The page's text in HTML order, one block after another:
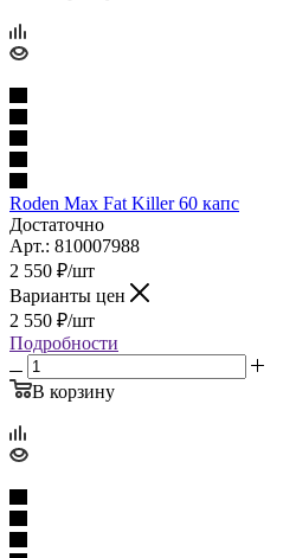
Roden Max Fat Killer 60 капс
Достаточно
Арт.: 810007988
2 550 ₽/шт
Варианты цен
2 550 ₽/шт
Подробности
В корзину